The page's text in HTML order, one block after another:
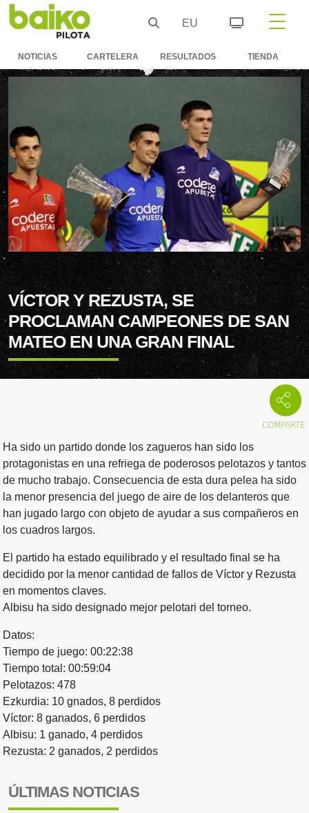
EU
NOTICIAS CARTELERA RESULTADOS TIENDA
VÍCTOR Y REZUSTA, SE
PROCLAMAN CAMPEONES DE SAN
MATEO EN UNA GRAN FINAL
Ha sido un partido donde los zagueros han sido los
protagonistas en una refriega de poderosos pelotazos y tantos
de mucho trabajo. Consecuencia de esta dura pelea ha sido
la menor presencia del juego de aire de los delanteros que
han jugado largo con objeto de ayudar a sus compañeros en
los cuadros largos.
El partido ha estado equilibrado y el resultado final se ha
decidido por la menor cantidad de fallos de Víctor y Rezusta
en momentos claves.
Albisu ha sido designado mejor pelotari del torneo.
Datos:
Tiempo de juego: 00:22:38
Tiempo total: 00:59:04
Pelotazos: 478
Ezkurdia: 10 gnados, 8 perdidos
Víctor: 8 ganados, 6 perdidos
Albisu: 1 ganado, 4 perdidos
Rezusta: 2 ganados, 2 perdidos
ÚLTIMAS NOTICIAS